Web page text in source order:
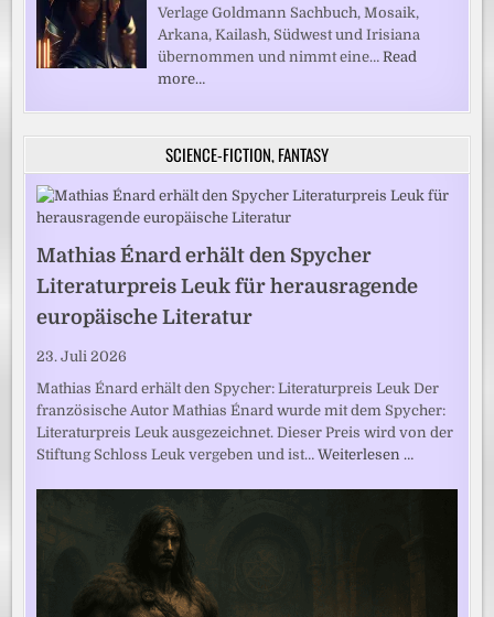
Verlage Goldmann Sachbuch, Mosaik,
Arkana, Kailash, Südwest und Irisiana
übernommen und nimmt eine…Read
more…
SCIENCE-FICTION, FANTASY
Mathias Énard erhält den Spycher
Literaturpreis Leuk für herausragende
europäische Literatur
23. Juli 2026
Mathias Énard erhält den Spycher: Literaturpreis Leuk Der
französische Autor Mathias Énard wurde mit dem Spycher:
Literaturpreis Leuk ausgezeichnet. Dieser Preis wird von der
Stiftung Schloss Leuk vergeben und ist…Weiterlesen …